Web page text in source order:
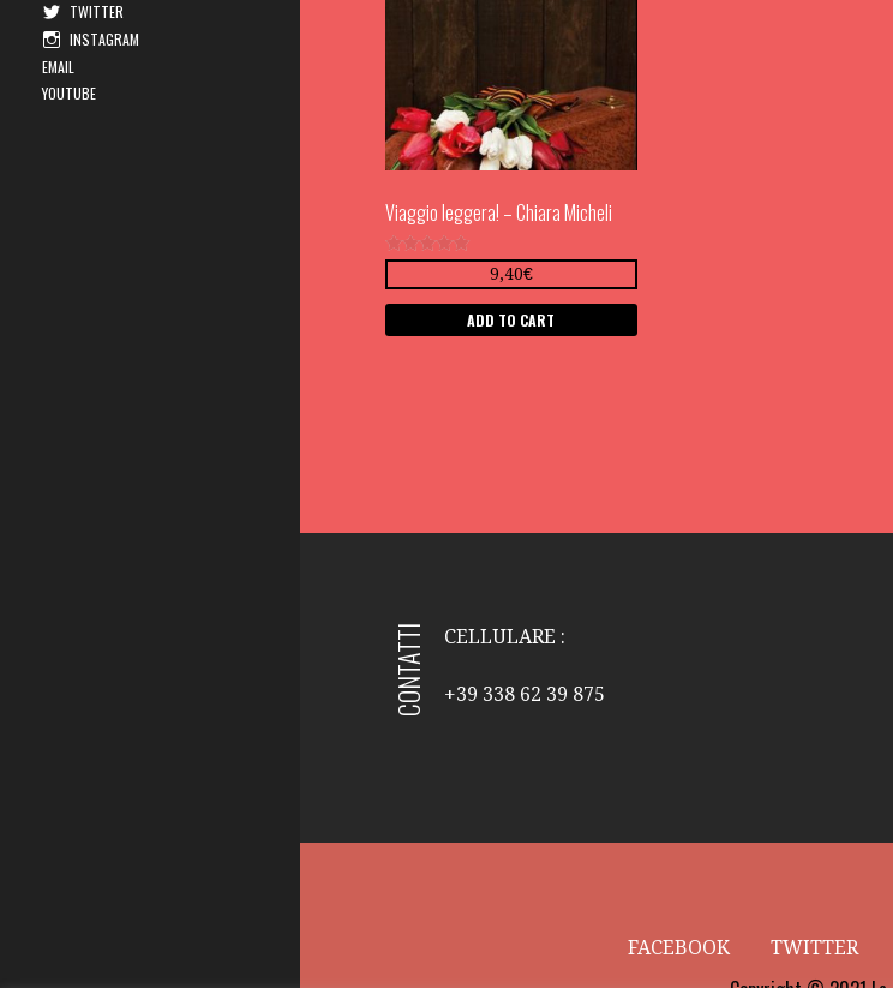
TWITTER
INSTAGRAM
EMAIL
YOUTUBE
Viaggio leggera! – Chiara Micheli
Rated
9,40€
ADD TO CART
CONTATTI CELLULARE :
+39 338 62 39 875
FACEBOOK TWITTER